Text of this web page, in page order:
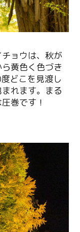
ョウは、秋が
黄色く色づき
どこを見渡し
れます。まる
巻です！